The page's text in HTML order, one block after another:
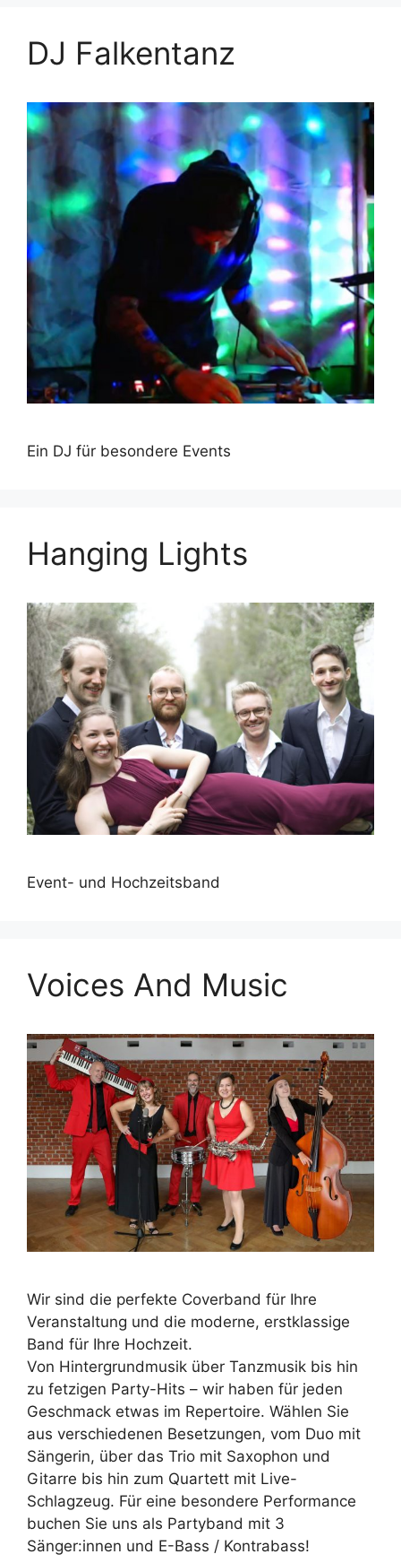
DJ Falkentanz
Ein DJ für besondere Events
Hanging Lights
Event- und Hochzeitsband
Voices And Music
Wir sind die perfekte Coverband für Ihre
Veranstaltung und die moderne, erstklassige
Band für Ihre Hochzeit.
Von Hintergrundmusik über Tanzmusik bis hin
zu fetzigen Party-Hits – wir haben für jeden
Geschmack etwas im Repertoire. Wählen Sie
aus verschiedenen Besetzungen, vom Duo mit
Sängerin, über das Trio mit Saxophon und
Gitarre bis hin zum Quartett mit Live-
Schlagzeug. Für eine besondere Performance
buchen Sie uns als Partyband mit 3
Sänger:innen und E-Bass / Kontrabass!